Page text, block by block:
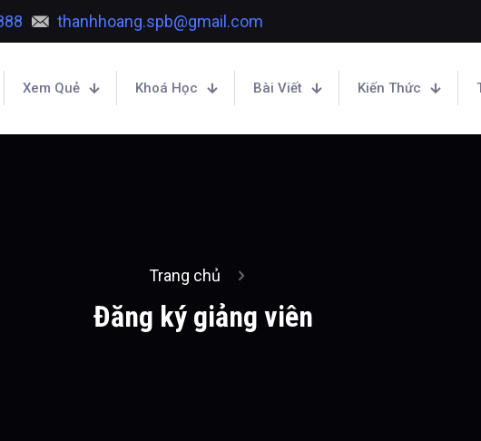
thanhhoang.spb@gmail.com
Xem Quẻ Khoá Học Bài Viết Kiến Thức
Đăng ký giảng viên
Trang chủ